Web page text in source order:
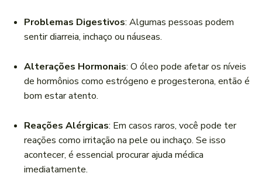
Problemas Digestivos: Algumas pessoas podem
sentir diarreia, inchaço ou náuseas.
Alterações Hormonais: O óleo pode afetar os níveis
de hormônios como estrógeno e progesterona, então é
bom estar atento.
Reações Alérgicas: Em casos raros, você pode ter
reações como irritação na pele ou inchaço. Se isso
acontecer, é essencial procurar ajuda médica
imediatamente.